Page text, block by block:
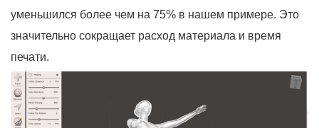
уменьшился более чем на 75% в нашем примере. Это
значительно сокращает расход материала и время
печати.